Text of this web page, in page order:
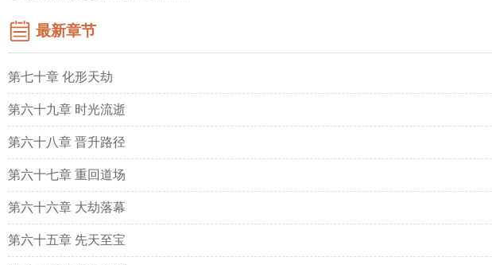
最新章节
第七十章 化形天劫
第六十九章 时光流逝
第六十八章 晋升路径
第六十七章 重回道场
第六十六章 大劫落幕
第六十五章 先天至宝